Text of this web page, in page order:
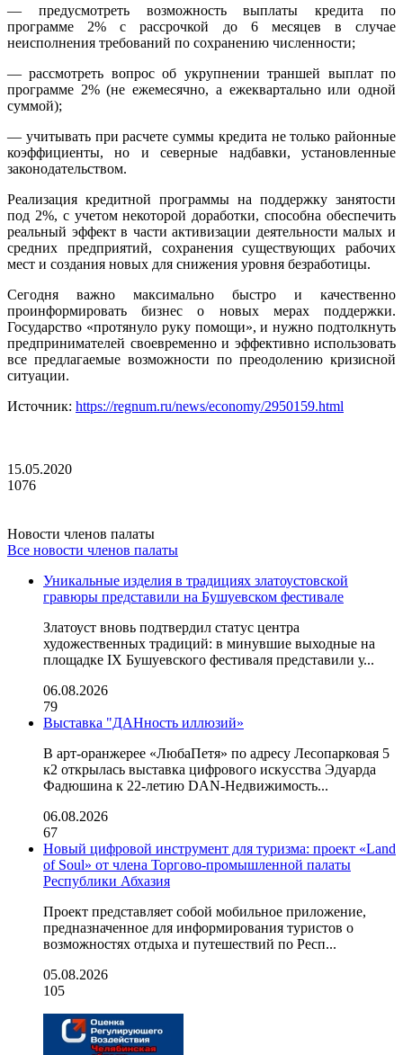
— предусмотреть возможность выплаты кредита по
программе 2% с рассрочкой до 6 месяцев в случае
неисполнения требований по сохранению численности;
— рассмотреть вопрос об укрупнении траншей выплат по
программе 2% (не ежемесячно, а ежеквартально или одной
суммой);
— учитывать при расчете суммы кредита не только районные
коэффициенты, но и северные надбавки, установленные
законодательством.
Реализация кредитной программы на поддержку занятости
под 2%, с учетом некоторой доработки, способна обеспечить
реальный эффект в части активизации деятельности малых и
средних предприятий, сохранения существующих рабочих
мест и создания новых для снижения уровня безработицы.
Сегодня важно максимально быстро и качественно
проинформировать бизнес о новых мерах поддержки.
Государство «протянуло руку помощи», и нужно подтолкнуть
предпринимателей своевременно и эффективно использовать
все предлагаемые возможности по преодолению кризисной
ситуации.
Источник: https://regnum.ru/news/economy/2950159.html
15.05.2020
1076
Новости членов палаты
Все новости членов палаты
Уникальные изделия в традициях златоустовской
гравюры представили на Бушуевском фестивале
Златоуст вновь подтвердил статус центра
художественных традиций: в минувшие выходные на
площадке IX Бушуевского фестиваля представили у...
06.08.2026
79
Выставка "ДАНность иллюзий»
В арт-оранжерее «ЛюбаПетя» по адресу Лесопарковая 5
к2 открылась выставка цифрового искусства Эдуарда
Фадюшина к 22-летию DAN-Недвижимость...
06.08.2026
67
Новый цифровой инструмент для туризма: проект «Land
of Soul» от члена Торгово-промышленной палаты
Республики Абхазия
Проект представляет собой мобильное приложение,
предназначенное для информирования туристов о
возможностях отдыха и путешествий по Респ...
05.08.2026
105